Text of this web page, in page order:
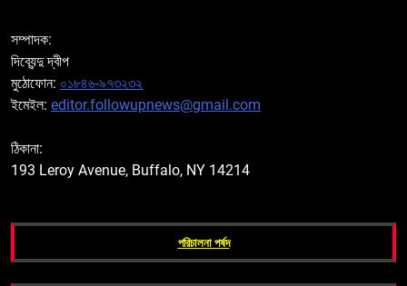
সম্পাদক:
দিব্যেন্দু দ্বীপ
মুঠোফোন: ০১৮৪৬-৯৭৩২৩২
ইমেইল: editor.followupnews@gmail.com
ঠিকানা:
193 Leroy Avenue, Buffalo, NY 14214
পরিচালনা পর্ষদ